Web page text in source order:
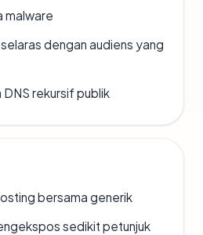
malware
dengan audiens yang
DNS rekursif publik
bersama generik
sedikit petunjuk